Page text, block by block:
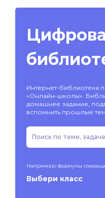
Интернет-библиотека
«Онлайн-школы».
домашнее задание,
вспомнить прошлые
Например: формулы
Выбери класс